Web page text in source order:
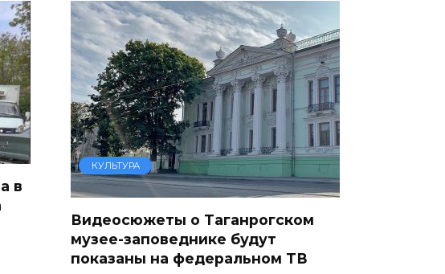
в
КУЛЬТУРА
Видеосюжеты о Таганрогском
музее-заповеднике будут
показаны на федеральном ТВ